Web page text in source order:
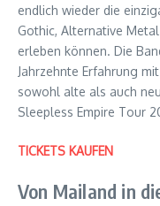
endlich wieder die
Gothic, Alternative
erleben können. Die
Jahrzehnte Erfahrung
sowohl alte als auch
Sleepless Empire Tour
TICKETS KAUFEN
Von Mailand in